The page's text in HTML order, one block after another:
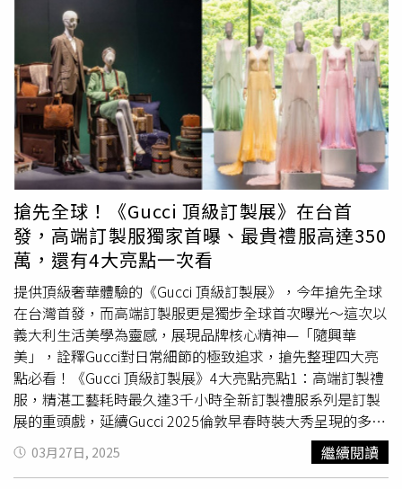
方特色，洄瀾門市亦為花蓮的車道型(DRIVE THROUGH)門
市，坐落於花蓮主幹道之一的南濱路上，提供民眾快速更便
利享用星巴克咖啡的便捷服務。（圖／品牌提供）星巴克花
蓮和平門市位於花蓮台泥DAKA園區的「花蓮和平門市」，
台灣市場首間社區共榮門市(Community Store)，蘊育自花
蓮多采多姿的原住民文化，門市內特別打造以原住民主題，
不僅邀請兩位原住民藝術家米路哈勇老師及安聖惠老師於門
市打造獨特的門市藝術牆面外，並借重長期深耕當地的「財
團法人花蓮縣私立和平永續慈善事業基金會」，將該門市營
收提撥一定比例予基金會，投入當地的急難救助基金，期望
在星巴克花蓮和平門市，這個以人為本，以在地為歸依的據
點，能夠凝聚人群與力量，促使人與人、人與地連結，不僅
為豐富多彩的原住民文化同感驕傲，更期望帶動地方共榮，
體驗不同的文化。（圖／品牌提供）星巴克宜蘭頭城門市到
宜蘭頭城，除了可到烏石港遊玩之餘，也可到坐落於宜蘭縣
頭城鎮內、背靠雪山面向大海「宜蘭頭城門市」，乘載著烏
石港知名的「石港春帆」商船雲集、絡繹不絕之歷史背景，
更有著乘著遊艇乘風破浪的快意，門市整體更獨特的以「遊
艇」為設計意象，整棟全白色、獨棟兩層樓的建築量體，落
實了「俐落、直線、簡潔」的美學，大面幾何形體搭配的圓
形、弧線、斜線等，並結合如海水般的藍色落地玻璃，有如
乘上了夢幻遊艇開啟一段海上之旅。（圖／品牌提供）星巴
克萬里門市於今年2月底於萬里開設首家結合風帆意象的
斯，以及考特、高更、秀拉、畢沙羅等知名畫家，帶領觀眾
飽覽近一世紀的西方藝術發展。大都會博物館雷曼側廳（圖
／大都會博物館提供）。世界知名博物館《美國大都會博物
館》首次來臺美國大都會博物館（The
MetropolitanMuseum of Art）自1870年成立以來，收藏橫
跨五千年人類文明與藝術精華，藝術藏品總數超過200萬
件，每年更吸引超過五百萬名來自世界各地的訪客參觀，堪
稱全球最受歡迎的的博物館之一。本次國立故宮博物院與大
都會博物館合作，攜手時藝多媒體共同呈獻《從印象派到現
代主義—美國大都會博物館名作展》，將於故宮北部院區第
二展覽館隆重登場，作為該館整修後正式啟用的首檔展覽。
臺灣民眾在本地即可欣賞到大都會館藏中藝術史上眾多名家
的頂級珍藏之作，一同飽覽從印象派到早期現代主義的藝術
精華。81件真跡巨作，大都會精選羅伯特•雷曼收藏首次大
規模海外展出《從印象派到現代主義—美國大都會博物館名
作展》由大都會博物館精心策展，特別遴選羅伯特•雷曼
（Robert Lehman）先生捐贈予大都會博物館的珍貴藏品來
臺。1969年羅伯特•雷曼先生辭世後，其基金會向大都會
博物館捐贈涵蓋文藝復興至20世紀時期，橫跨700年，總計
2,7 00件世界名作，而雷曼收藏為過去一個世紀間美國最為
重要的私人藝術收藏之一。大都會博物館因此特別設立側廳
為其展出，向公眾開放分享其捐贈收藏在藝術文化的卓越貢
獻與價值。本次展出大都會博物館81件珍稀藝術作品，其中
搶先全球！《Gucci 頂級訂製展》在台首
發，高端訂製服獨家首曝、最貴禮服高達350
萬，還有4大亮點一次看
提供頂級奢華體驗的《Gucci 頂級訂製展》，今年搶先全球
在台灣首發，而高端訂製服更是獨步全球首次曝光～這次以
義大利生活美學為靈感，展現品牌核心精神—「隨興華
美」，詮釋Gucci對日常細節的極致追求，搶先整理四大亮
點必看！《Gucci 頂級訂製展》4大亮點亮點1：高端訂製禮
服，精湛工藝耗時最久達3千小時全新訂製禮服系列是訂製
展的重頭戲，延續Gucci 2025倫敦早春時裝大秀呈現的多款
亮點元素為靈感發想，以各種禮服、晚禮服及特殊剪裁設計
的時裝結合細緻刺繡、剪裁、皮革工藝及義大利手工技術。
03月27日, 2025 繼續閱讀